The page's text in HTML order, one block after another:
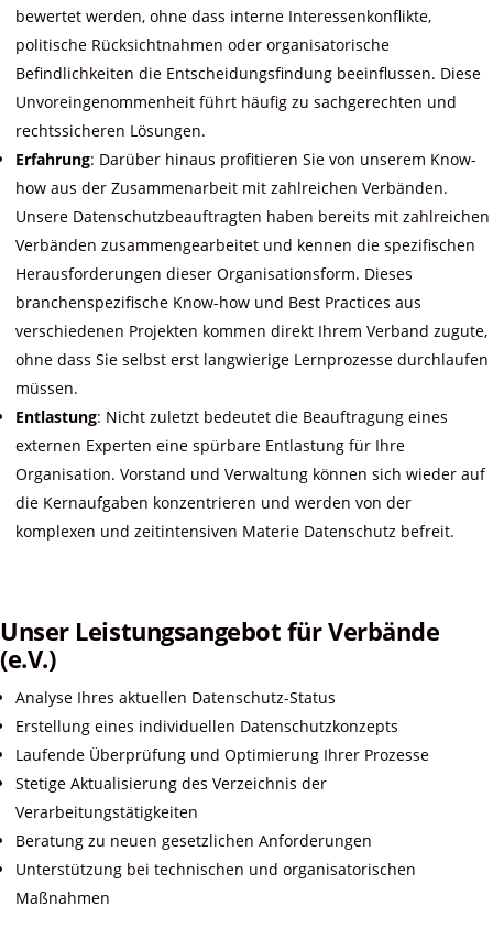
bewertet werden, ohne dass interne Interessenkonflikte,
politische Rücksichtnahmen oder organisatorische
Befindlichkeiten die Entscheidungsfindung beeinflussen. Diese
Unvoreingenommenheit führt häufig zu sachgerechten und
rechtssicheren Lösungen.
Erfahrung: Darüber hinaus profitieren Sie von unserem Know-
how aus der Zusammenarbeit mit zahlreichen Verbänden.
Unsere Datenschutzbeauftragten haben bereits mit zahlreichen
Verbänden zusammengearbeitet und kennen die spezifischen
Herausforderungen dieser Organisationsform. Dieses
branchenspezifische Know-how und Best Practices aus
verschiedenen Projekten kommen direkt Ihrem Verband zugute,
ohne dass Sie selbst erst langwierige Lernprozesse durchlaufen
müssen.
Entlastung: Nicht zuletzt bedeutet die Beauftragung eines
externen Experten eine spürbare Entlastung für Ihre
Organisation. Vorstand und Verwaltung können sich wieder auf
die Kernaufgaben konzentrieren und werden von der
komplexen und zeitintensiven Materie Datenschutz befreit.
Unser Leistungsangebot für Verbände
(e.V.)
Analyse Ihres aktuellen Datenschutz-Status
Erstellung eines individuellen Datenschutzkonzepts
Laufende Überprüfung und Optimierung Ihrer Prozesse
Stetige Aktualisierung des Verzeichnis der
Verarbeitungstätigkeiten
Beratung zu neuen gesetzlichen Anforderungen
Unterstützung bei technischen und organisatorischen
Maßnahmen